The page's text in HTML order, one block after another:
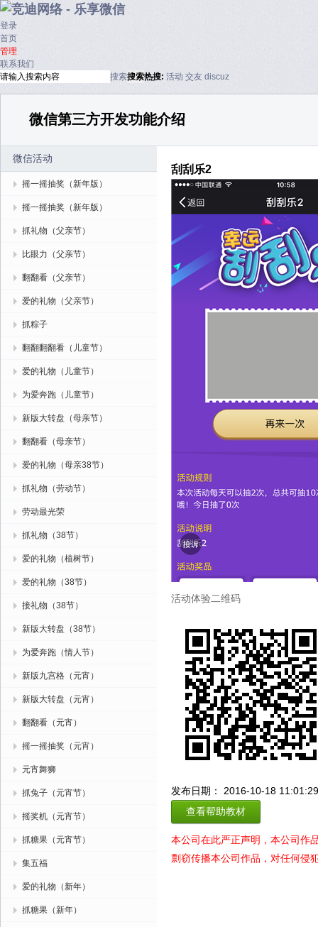
登录
首页
管理
联系我们
搜索搜索热搜: 活动 交友 discuz
微信第三方开发功能介绍
微信活动
摇一摇抽奖（新年版）
摇一摇抽奖（新年版）
抓礼物（父亲节）
比眼力（父亲节）
翻翻看（父亲节）
爱的礼物（父亲节）
抓粽子
翻翻翻翻看（儿童节）
爱的礼物（儿童节）
为爱奔跑（儿童节）
新版大转盘（母亲节）
翻翻看（母亲节）
爱的礼物（母亲38节）
抓礼物（劳动节）
劳动最光荣
抓礼物（38节）
爱的礼物（植树节）
爱的礼物（38节）
接礼物（38节）
新版大转盘（38节）
为爱奔跑（情人节）
新版九宫格（元宵）
新版大转盘（元宵）
翻翻看（元宵）
摇一摇抽奖（元宵）
元宵舞狮
抓兔子（元宵节）
摇奖机（元宵节）
抓糖果（元宵节）
集五福
爱的礼物（新年）
抓糖果（新年）
刮刮乐2
活动体验二维码
发布日期： 2016-10-18 11:01:29
查看帮助教材
本公司在此严正声明，本公司作
剽窃传播本公司作品，对任何侵